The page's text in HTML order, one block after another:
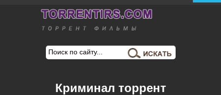
Криминал торрент